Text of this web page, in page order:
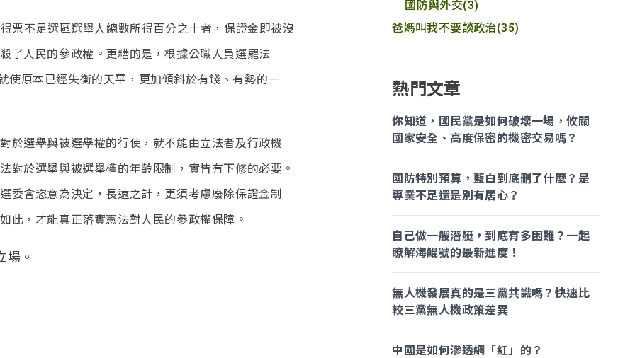
票不足選區選舉人總數所得百分之十者，保證金即被沒
了人民的參政權。更糟的是，根據公職人員選罷法
原本已經失衡的天平，更加傾斜於有錢、有勢的一
於選舉與被選舉權的行使，就不能由立法者及行政機
對於選舉與被選舉權的年齡限制，實皆有下修的必要。
委會恣意為決定，長遠之計，更須考慮廢除保證金制
此，才能真正落實憲法對人民的參政權保障。
。
國防與外交(3)
爸媽叫我不要談政治(35)
熱門文章
你知道，國民黨是如何破壞一場，攸關
國家安全、高度保密的機密交易嗎？
國防特別預算，藍白到底刪了什麼？是
專業不足還是別有居心？
自己做一艘潛艇，到底有多困難？一起
瞭解海鯤號的最新進度！
無人機發展真的是三黨共識嗎？快速比
較三黨無人機政策差異
中國是如何滲透網「紅」的？